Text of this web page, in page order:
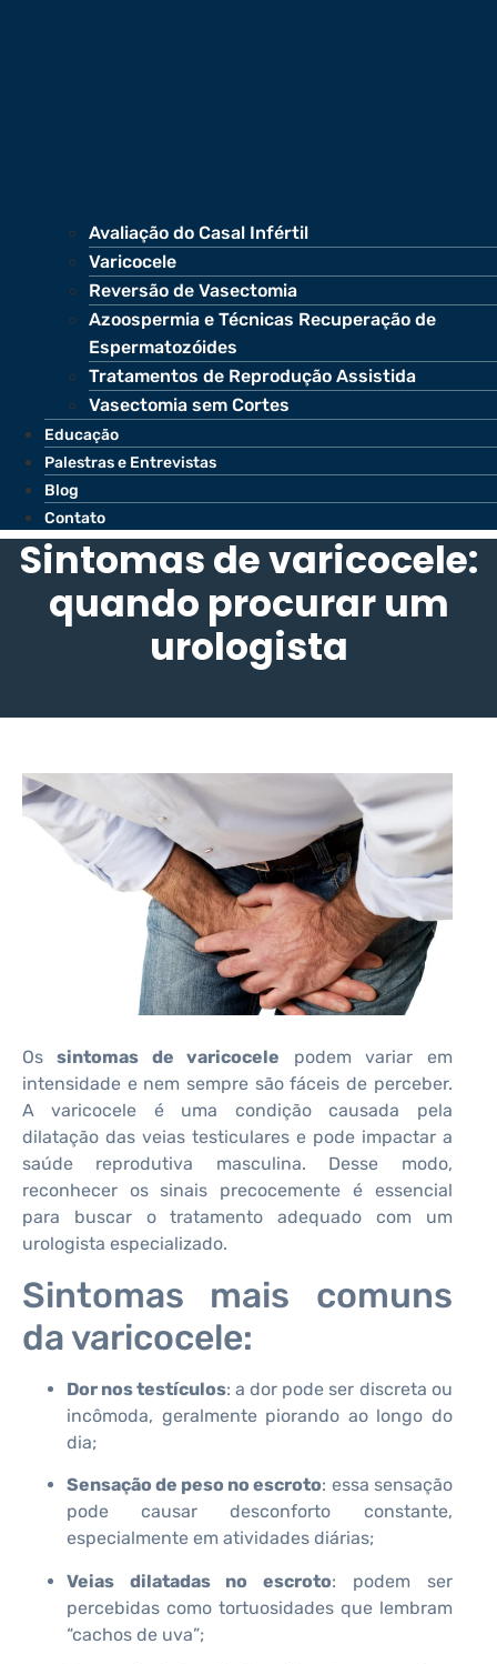
Avaliação do Casal Infértil
Varicocele
Reversão de Vasectomia
Azoospermia e Técnicas Recuperação de
Espermatozóides
Tratamentos de Reprodução Assistida
Vasectomia sem Cortes
Educação
Palestras e Entrevistas
Blog
Contato
Sintomas de varicocele:
quando procurar um
urologista
Ossintomas de varicocele podem variar em
intensidade e nem sempre são fáceis de perceber.
A varicocele é uma condição causada pela
dilatação das veias testiculares e pode impactar a
saúde reprodutiva masculina. Desse modo,
reconhecer os sinais precocemente é essencial
para buscar o tratamento adequado com um
urologista especializado.
Sintomas mais comuns
da varicocele:
Dor nos testículos: a dor pode ser discreta ou
incômoda, geralmente piorando ao longo do
dia;
Sensação de peso no escroto: essa sensação
pode causar desconforto constante,
especialmente em atividades diárias;
Veias dilatadas no escroto: podem ser
percebidas como tortuosidades que lembram
“cachos de uva”;